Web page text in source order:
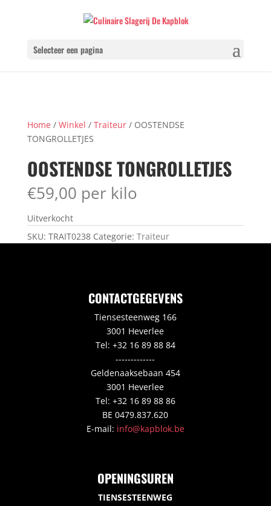
Selecteer een pagina
Home / Winkel / Traiteur/ OOSTENDSE
TONGROLLETJES
OOSTENDSE TONGROLLETJES
€59,00 per kilo
Uitverkocht
SKU: TRAIT0238 Categorie: Traiteur
CONTACTGEGEVENS
Tiensesteenweg 166
3001 Heverlee
Tel: +32 16 89 88 84
-------------
Geldenaaksebaan 454
3001 Heverlee
Tel: +32 16 89 88 86
BE 0479.837.620
E-mail: info@kapblok.be
OPENINGSUREN
TIENSESTEENWEG